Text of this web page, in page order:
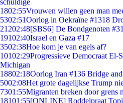
schuldige
1802:55Vrouwen willen geen man
5302:51Oorlog in Oekraïne #1318
21202:48[SBS6] De Bondgenoten
19102:40Israel en Gaza #17
3502:38Hoe kom je van egels af?
10102:29Progressieve Democraat
Michigan
18802:18Oorlog Iran #136 Bridge
5002:08Het grote dagelijkse Trump
7301:55Migranten breken door grens
18101:55[ONLINE] Roddelpraat